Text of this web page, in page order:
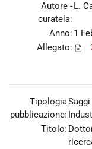
Autore -
curatela:
L.
Anno: 1
Allegato:
Tipologia
pubblicazione:
Titolo: